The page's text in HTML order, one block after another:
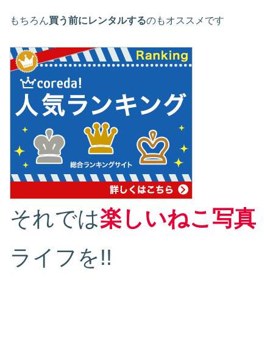
もちろん買う前にレンタルするのもオススメです
それでは楽しいねこ写真
ライフを!!